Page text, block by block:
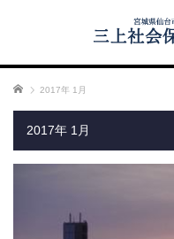
ホーム 2017年 1月
2017年 1月